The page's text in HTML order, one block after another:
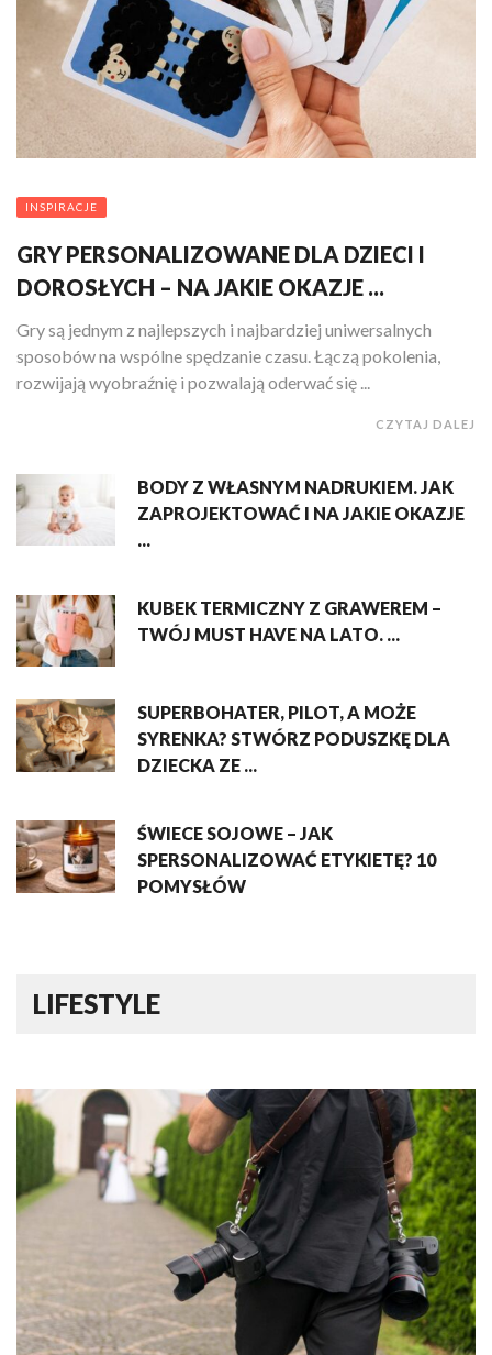
INSPIRACJE
GRY PERSONALIZOWANE DLA DZIECI I
DOROSŁYCH – NA JAKIE OKAZJE ...
Gry są jednym z najlepszych i najbardziej uniwersalnych
sposobów na wspólne spędzanie czasu. Łączą pokolenia,
rozwijają wyobraźnię i pozwalają oderwać się ...
CZYTAJ DALEJ
BODY Z WŁASNYM NADRUKIEM. JAK
ZAPROJEKTOWAĆ I NA JAKIE OKAZJE
...
KUBEK TERMICZNY Z GRAWEREM –
TWÓJ MUST HAVE NA LATO. ...
SUPERBOHATER, PILOT, A MOŻE
SYRENKA? STWÓRZ PODUSZKĘ DLA
DZIECKA ZE ...
ŚWIECE SOJOWE – JAK
SPERSONALIZOWAĆ ETYKIETĘ? 10
POMYSŁÓW
LIFESTYLE